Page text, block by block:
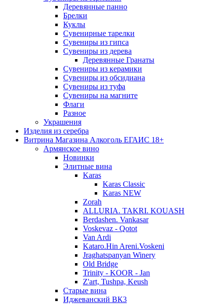
Деревянные панно
Брелки
Куклы
Сувенирные тарелки
Сувениры из гипса
Сувениры из дерева
Деревянные Гранаты
Сувениры из керамики
Сувениры из обсидиана
Сувениры из туфа
Сувениры на магните
Флаги
Разное
Украшения
Изделия из серебра
Витрина Магазина Алкоголь ЕГАИС 18+
Армянское вино
Новинки
Элитные вина
Karas
Karas Classic
Karas NEW
Zorah
ALLURIA. TAKRI. KOUASH
Berdashen. Vankasar
Voskevaz - Qotot
Van Ardi
Kataro.Hin Areni.Voskeni
Jraghatspanyan Winery
Old Bridge
Trinity - KOOR - Jan
Z'art, Tushpa, Keush
Старые вина
Иджеванский ВК3